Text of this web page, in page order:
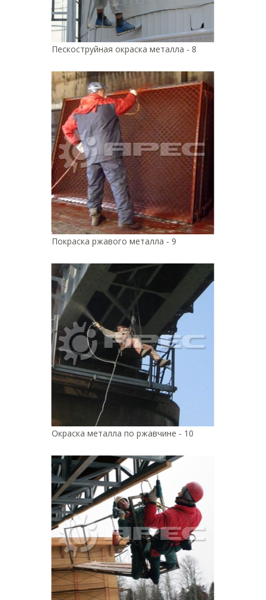
Пескоструйная окраска металла - 8
Покраска ржавого металла - 9
Окраска металла по ржавчине - 10